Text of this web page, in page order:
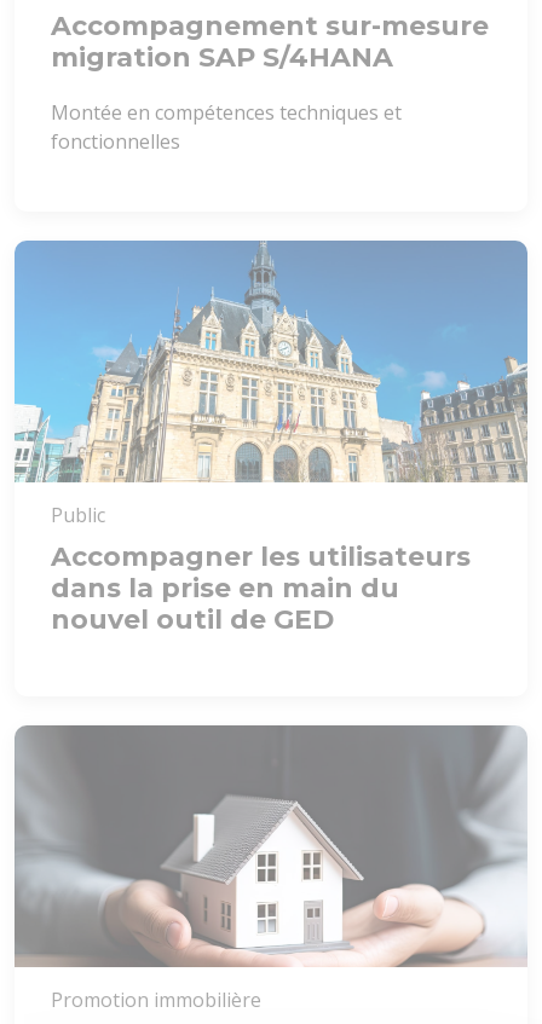
Accompagnement sur-mesure
migration SAP S/4HANA
Montée en compétences techniques et
fonctionnelles
Public
Accompagner les utilisateurs
dans la prise en main du
nouvel outil de GED
Promotion immobilière